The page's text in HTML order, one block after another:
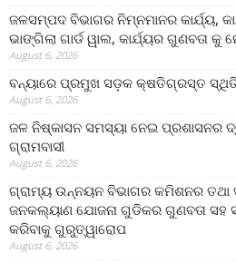
ଜଳସମ୍ପଦ ବିଭାଗର ନିମ୍ନମାନର କାର୍ଯ୍ୟ,
ଭାଙ୍ଗିଲା ଗାର୍ଡ ୱାଲ, କାର୍ଯ୍ୟର ଗୁଣବତା କୁ
August 6, 2026
ବନ୍ୟାରେ ପ୍ରମୁଖ ସଡ଼କ କ୍ଷତିଗ୍ରସ୍ତ
August 6, 2026
ଜଳ ନିଷ୍କାସନ ସମସ୍ୟା ନେଇ ପ୍ରଶାସନର
ଗ୍ରାମବାସୀ
August 6, 2026
ଗ୍ରାମ୍ୟ ଉନ୍ନୟନ ବିଭାଗର କମିଶନର ତଥା
ଜନକଲ୍ୟାଣ ଯୋଜନା ଗୁଡିକର ଗୁଣବତା ସହ
କରିବାକୁ ଗୁରୁତ୍ୱାରୋପ
August 6, 2026